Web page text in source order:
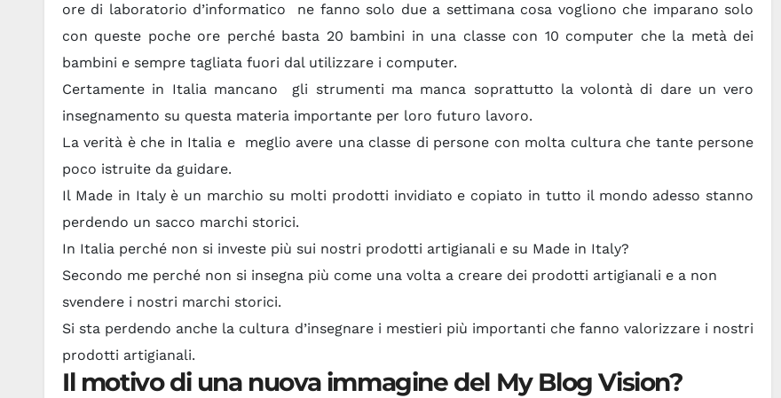
ore di laboratorio d’informatico ne fanno solo due a settimana cosa vogliono che imparano solo
con queste poche ore perché basta 20 bambini in una classe con 10 computer che la metà dei
bambini e sempre tagliata fuori dal utilizzare i computer.
Certamente in Italia mancano gli strumenti ma manca soprattutto la volontà di dare un vero
insegnamento su questa materia importante per loro futuro lavoro.
La verità è che in Italia e meglio avere una classe di persone con molta cultura che tante persone
poco istruite da guidare.
Il Made in Italy è un marchio su molti prodotti invidiato e copiato in tutto il mondo adesso stanno
perdendo un sacco marchi storici.
In Italia perché non si investe più sui nostri prodotti artigianali e su Made in Italy?
Secondo me perché non si insegna più come una volta a creare dei prodotti artigianali e a non
svendere i nostri marchi storici.
Si sta perdendo anche la cultura d’insegnare i mestieri più importanti che fanno valorizzare i nostri
prodotti artigianali.
Il motivo di una nuova immagine del My Blog Vision?